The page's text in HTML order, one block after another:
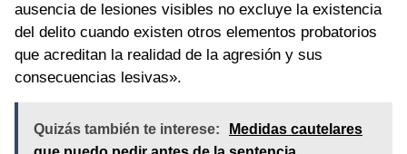
ausencia de lesiones visibles no excluye la existencia
del delito cuando existen otros elementos probatorios
que acreditan la realidad de la agresión y sus
consecuencias lesivas».
Quizás también te interese:
Medidas cautelares